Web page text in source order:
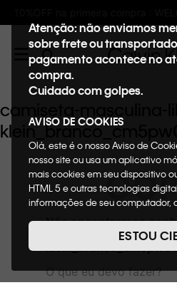
Atenção: não enviamos
sobre frete ou
pagamento acontece no
compra.
Cuidado com golpes.
AVISO DE COOKIES
Olá, este é o nosso Aviso de
nosso site ou usa um aplicativo
mais cookies em seu dispositivo
HTML 5 e outras tecnologias
informações de seu computador,
de cookies, informaremos quais
suas funções. A forma como
nosso Aviso de Privacidade.
ESTOU
camiseta-masculina-
Não encontramos
camiseta-
O que eu devo fazer?